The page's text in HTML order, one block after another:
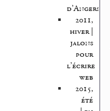
d’Angers
2011,
hiver |
jalons
pour
l’écrire
web
2015,
été